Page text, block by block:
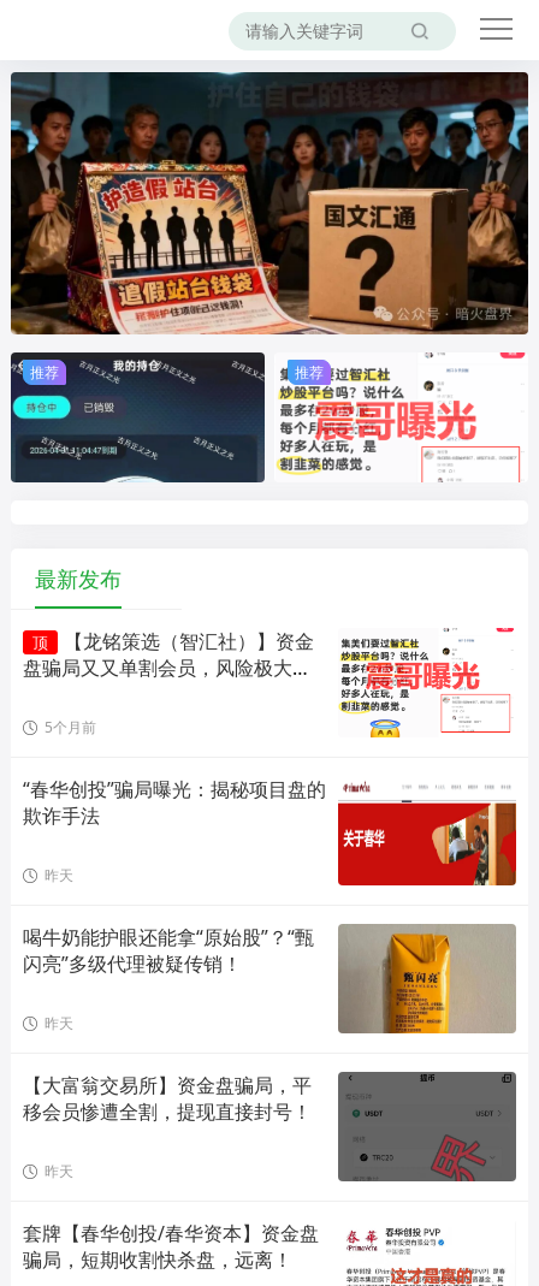
推荐 推荐
推荐 推荐
最新发布
顶
【龙铭策选（智汇社）】资金
盘骗局又又单割会员，风险极大，
5个月前
“春华创投”骗局曝光：揭秘项目盘的
欺诈手法
昨天
喝牛奶能护眼还能拿“原始股”？“甄
闪亮”多级代理被疑传销！
昨天
【大富翁交易所】资金盘骗局，平
移会员惨遭全割，提现直接封号！
昨天
套牌【春华创投/春华资本】资金盘
骗局，短期收割快杀盘，远离！